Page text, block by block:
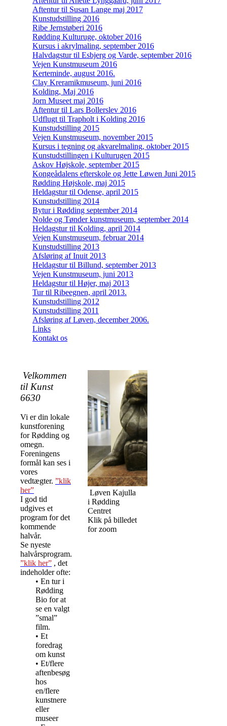
Aftentur til Susan Lange maj 2017
Kunstudstilling 2016
Ribe Jernstøberi 2016
Rødding Kulturuge, oktober 2016
Kursus i akrylmaling, september 2016
Halvdagstur til Esbjerg og Varde, september 2016
Vejen Kunstmuseum 2016
Kerteminde, august 2016.
Clay Kreramikmuseum, juni 2016
Kolding, Maj 2016
Jorn Museet maj 2016
Aftentur til Lars Bollerslev 2016
Udflugt til Trapholt i Kolding 2016
Kunstudstilling 2015
Vejen Kunstmuseum, november 2015
Kursus i tegning og akvarelmaling, oktober 2015
Kunstudstillingen i Kulturugen 2015
Askov Højskole, september 2015
Kongeådalens efterskole og Jette Løwen Juni 2015
Rødding Højskole, maj 2015
Heldagstur til Odense, april 2015
Kunstudstilling 2014
Bytur i Rødding september 2014
Nolde og Tønder kunstmuseum, september 2014
Heldagstur til Kolding, april 2014
Vejen Kunstmuseum, februar 2014
Kunstudstilling 2013
Afsløring af Inuit 2013
Heldagstur til Billund, september 2013
Vejen Kunstmuseum, juni 2013
Heldagstur til Højer, maj 2013
Tur til Ribeegnen, april 2013.
Kunstudstilling 2012
Kunstudstilling 2011
Afsløring af Løven, december 2006.
Links
Kontakt os
Velkommen
til Kunst
6630
Vi er din lokale
kunstforening
for Rødding og
omegn.
Foreningens
formål kan ses i
vores
vedtægter. ”klik
her”
I god tid
udgives et
program for det
kommende
halvår.
Se nyeste
halvårsprogram.
”klik her” , det
indeholder ofte:
• En tur i
Rødding
Bio for at
se en valgt
”smal”
film.
• Et
foredrag
om kunst
• Et/flere
aftenbesøg
hos
en/flere
kunstnere
eller
museer
Løven Kajulla
i Rødding
Centret
Klik på billedet
for zoom